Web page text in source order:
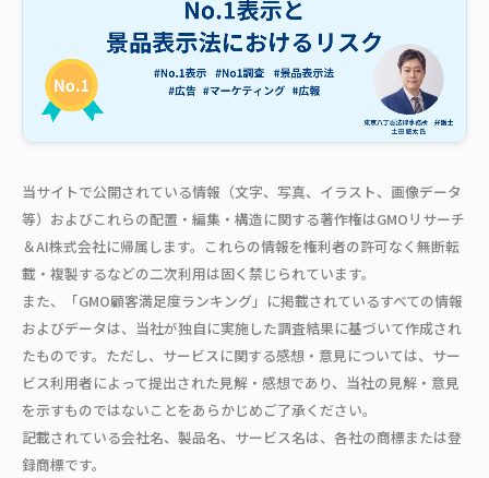
当サイトで公開されている情報（文字、写真、イラスト、画像データ
等）およびこれらの配置・編集・構造に関する著作権はGMOリサーチ
＆AI株式会社に帰属します。これらの情報を権利者の許可なく無断転
載・複製するなどの二次利用は固く禁じられています。
また、「GMO顧客満足度ランキング」に掲載されているすべての情報
およびデータは、当社が独自に実施した調査結果に基づいて作成され
たものです。ただし、サービスに関する感想・意見については、サー
ビス利用者によって提出された見解・感想であり、当社の見解・意見
を示すものではないことをあらかじめご了承ください。
記載されている会社名、製品名、サービス名は、各社の商標または登
録商標です。